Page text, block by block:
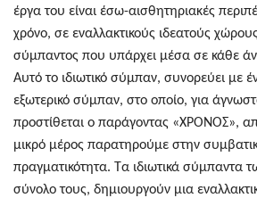
έργα του είναι έσω-αισθητηριακές
χρόνο, σε εναλλακτικούς ιδεατούς
σύμπαντος που υπάρχει μέσα σε κάθε
Αυτό το ιδιωτικό σύμπαν, συνορεύει με
εξωτερικό σύμπαν, στο οποίο, για
προστίθεται ο παράγοντας «ΧΡΟΝΟΣ»,
μικρό μέρος παρατηρούμε στην
πραγματικότητα. Τα ιδιωτικά σύμπαντα
σύνολο τους, δημιουργούν μια